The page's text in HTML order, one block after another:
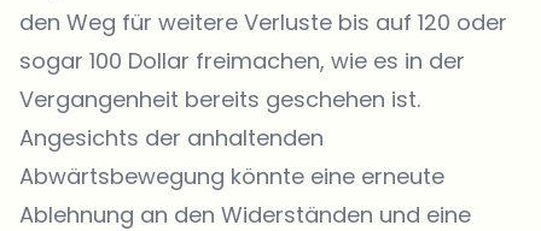
den Weg für weitere Verluste bis auf 120 oder
sogar 100 Dollar freimachen, wie es in der
Vergangenheit bereits geschehen ist.
Angesichts der anhaltenden
Abwärtsbewegung könnte eine erneute
Ablehnung an den Widerständen und eine